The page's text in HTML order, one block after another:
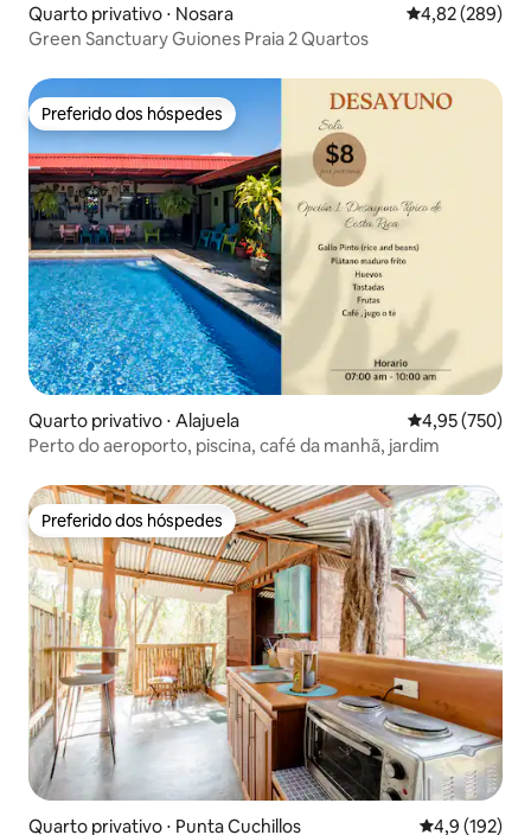
Quarto privativo ⋅ Nosara 4,82 de uma
4,82 (289)
Green Sanctuary Guiones Praia 2 Quartos
Preferido dos hóspedes
Preferido dos hóspedes
Quarto privativo ⋅ Alajuela 4,95 de uma
4,95 (750)
Perto do aeroporto, piscina, café da manhã, jardim
Preferido dos hóspedes
Preferido dos hóspedes
Quarto privativo ⋅ Punta Cuchillos 4,9 de uma
4,9 (192)